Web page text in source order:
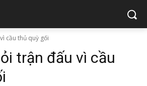
cầu thủ quỳ gối
trận đấu vì cầu